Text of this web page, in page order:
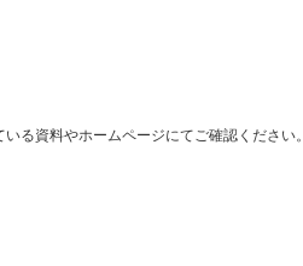
る資料やホームページにてご確認ください。